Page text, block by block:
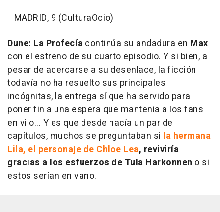
MADRID, 9 (CulturaOcio)
Dune: La Profecía continúa su andadura en Max
con el estreno de su cuarto episodio. Y si bien, a
pesar de acercarse a su desenlace, la ficción
todavía no ha resuelto sus principales
incógnitas, la entrega sí que ha servido para
poner fin a una espera que mantenía a los fans
en vilo... Y es que desde hacía un par de
capítulos, muchos se preguntaban si la hermana
Lila, el personaje de Chloe Lea, reviviría
gracias a los esfuerzos de Tula Harkonnen o si
estos serían en vano.